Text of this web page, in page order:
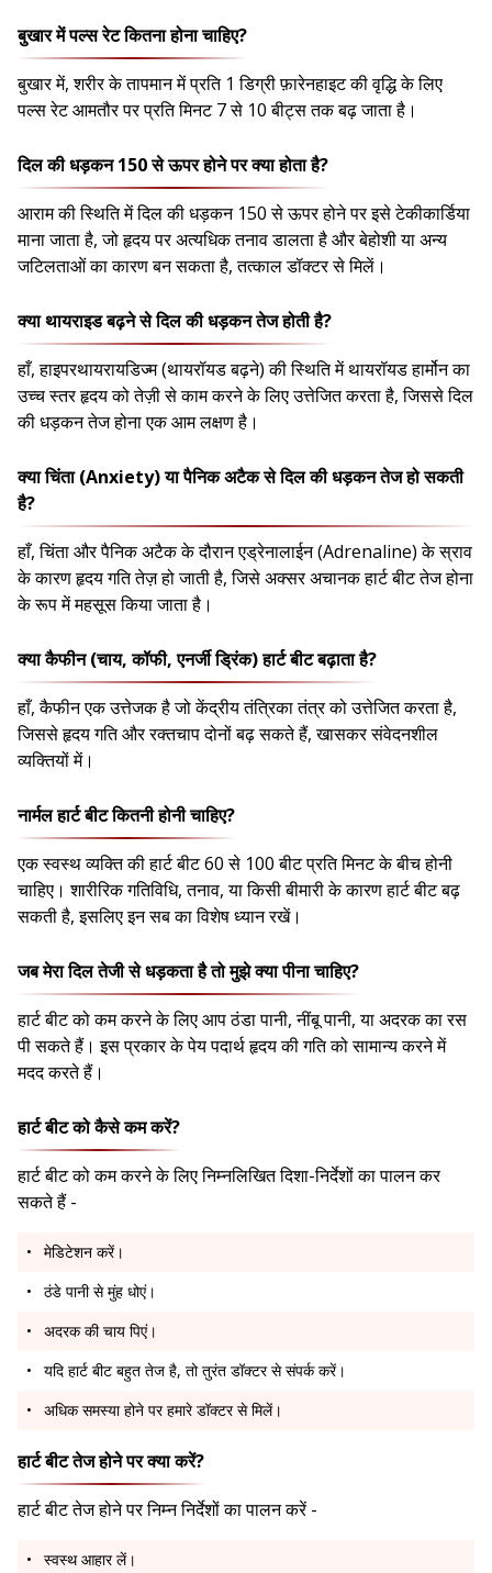
बुखार में पल्स रेट कितना होना चाहिए?
बुखार में, शरीर के तापमान में प्रति 1 डिग्री फ़ारेनहाइट की वृद्धि के लिए
पल्स रेट आमतौर पर प्रति मिनट 7 से 10 बीट्स तक बढ़ जाता है।
दिल की धड़कन 150 से ऊपर होने पर क्या होता है?
आराम की स्थिति में दिल की धड़कन 150 से ऊपर होने पर इसे टेकीकार्डिया
माना जाता है, जो हृदय पर अत्यधिक तनाव डालता है और बेहोशी या अन्य
जटिलताओं का कारण बन सकता है, तत्काल डॉक्टर से मिलें।
क्या थायराइड बढ़ने से दिल की धड़कन तेज होती है?
हाँ, हाइपरथायरायडिज्म (थायरॉयड बढ़ने) की स्थिति में थायरॉयड हार्मोन का
उच्च स्तर हृदय को तेज़ी से काम करने के लिए उत्तेजित करता है, जिससे दिल
की धड़कन तेज होना एक आम लक्षण है।
क्या चिंता (Anxiety) या पैनिक अटैक से दिल की धड़कन तेज हो सकती
है?
हाँ, चिंता और पैनिक अटैक के दौरान एड्रेनालाईन (Adrenaline) के स्राव
के कारण हृदय गति तेज़ हो जाती है, जिसे अक्सर अचानक हार्ट बीट तेज होना
के रूप में महसूस किया जाता है।
क्या कैफीन (चाय, कॉफी, एनर्जी ड्रिंक) हार्ट बीट बढ़ाता है?
हाँ, कैफीन एक उत्तेजक है जो केंद्रीय तंत्रिका तंत्र को उत्तेजित करता है,
जिससे हृदय गति और रक्तचाप दोनों बढ़ सकते हैं, खासकर संवेदनशील
व्यक्तियों में।
नार्मल हार्ट बीट कितनी होनी चाहिए?
एक स्वस्थ व्यक्ति की हार्ट बीट 60 से 100 बीट प्रति मिनट के बीच होनी
चाहिए। शारीरिक गतिविधि, तनाव, या किसी बीमारी के कारण हार्ट बीट बढ़
सकती है, इसलिए इन सब का विशेष ध्यान रखें।
जब मेरा दिल तेजी से धड़कता है तो मुझे क्या पीना चाहिए?
हार्ट बीट को कम करने के लिए आप ठंडा पानी, नींबू पानी, या अदरक का रस
पी सकते हैं। इस प्रकार के पेय पदार्थ हृदय की गति को सामान्य करने में
मदद करते हैं।
हार्ट बीट को कैसे कम करें?
हार्ट बीट को कम करने के लिए निम्नलिखित दिशा-निर्देशों का पालन कर
सकते हैं -
मेडिटेशन करें।
ठंडे पानी से मुंह धोएं।
अदरक की चाय पिएं।
यदि हार्ट बीट बहुत तेज है, तो तुरंत डॉक्टर से संपर्क करें।
अधिक समस्या होने पर हमारे डॉक्टर से मिलें।
हार्ट बीट तेज होने पर क्या करें?
हार्ट बीट तेज होने पर निम्न निर्देशों का पालन करें -
स्वस्थ आहार लें।